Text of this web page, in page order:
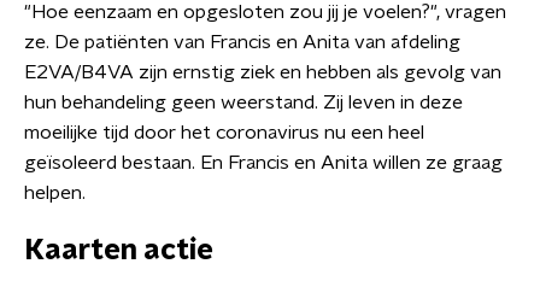
"Hoe eenzaam en opgesloten zou jij je voelen?", vragen
ze. De patiënten van Francis en Anita van afdeling
E2VA/B4VA zijn ernstig ziek en hebben als gevolg van
hun behandeling geen weerstand. Zij leven in deze
moeilijke tijd door het coronavirus nu een heel
geïsoleerd bestaan. En Francis en Anita willen ze graag
helpen.
Kaarten actie